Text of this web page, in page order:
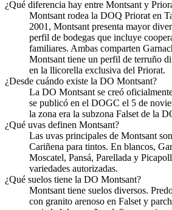
¿Qué diferencia hay entre Montsant y
Montsant rodea la DOQ Priorat en
2001, Montsant presenta mayor
perfil de bodegas que incluye
familiares. Ambas comparten
Montsant tiene un perfil de terruño
en la llicorella exclusiva del Priorat.
¿Desde cuándo existe la DO Montsant?
La DO Montsant se creó
se publicó en el DOGC el 5 de
la zona era la subzona Falset de la
¿Qué uvas definen Montsant?
Las uvas principales de Montsant
Cariñena para tintos. En blancos,
Moscatel, Pansá, Parellada y
variedades autorizadas.
¿Qué suelos tiene la DO Montsant?
Montsant tiene suelos diversos.
con granito arenoso en Falset y